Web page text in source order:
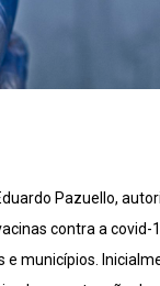
Pazuello,
contra a covid-
e municípios.